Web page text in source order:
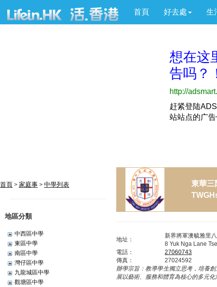
首頁 好去處 生
首頁 > 家庭事 > 中學列表
地區分類
中西區中學
東區中學
南區中學
灣仔區中學
九龍城區中學
觀塘區中學
東華三
地址：
新界將軍澳毓雅里
8 Yuk Nga Lane
電話：
27060743
傳真：
27024592
辦學宗旨： 教導學生獨立思考，培養
展以藝術、服務和體育為核心的多元